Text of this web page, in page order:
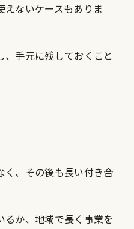
えないケースもありま
、手元に残しておくこと
く、その後も長い付き合
か、地域で長く事業を